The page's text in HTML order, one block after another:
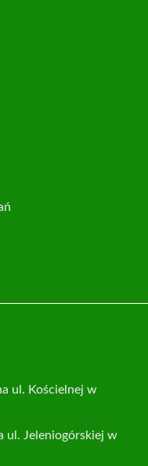
ul. Kościelnej w
ul. Jeleniogórskiej w